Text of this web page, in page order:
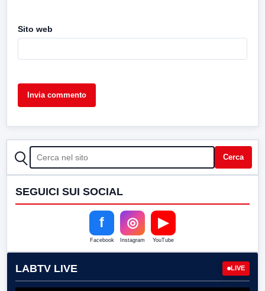
Sito web
CERCA Cerca
SEGUICI SUI SOCIAL
f
Facebook
◎
Instagram
▶
YouTube
LABTV LIVE LIVE